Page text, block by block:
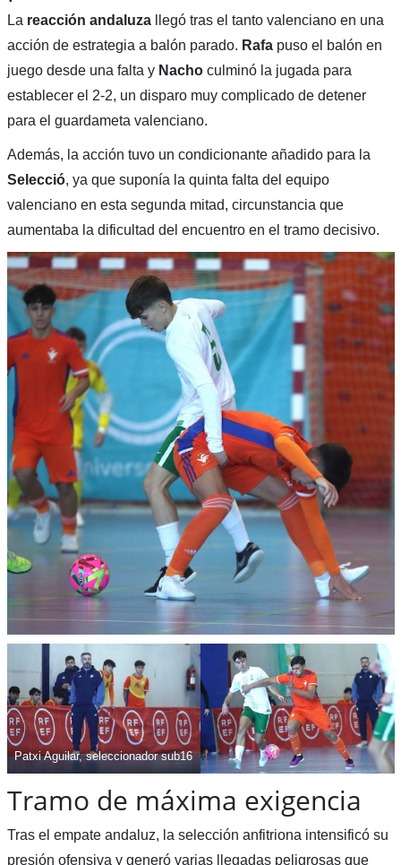
La reacción andaluzallegó tras el tanto valenciano en una
acción de estrategia a balón parado. Rafapuso el balón en
juego desde una falta y Nachoculminó la jugada para
establecer el 2-2, un disparo muy complicado de detener
para el guardameta valenciano.
Además, la acción tuvo un condicionante añadido para la
Selecció, ya que suponía la quinta falta del equipo
valenciano en esta segunda mitad, circunstancia que
aumentaba la dificultad del encuentro en el tramo decisivo.
Patxi Aguilar, seleccionador sub16
Tramo de máxima exigencia
Tras el empate andaluz, la selección anfitriona intensificó su
presión ofensiva y generó varias llegadas peligrosas que